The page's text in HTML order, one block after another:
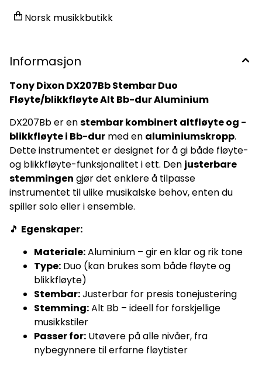
Norsk musikkbutikk
Informasjon
Tony Dixon DX207Bb Stembar Duo
Fløyte/blikkfløyte Alt Bb-dur Aluminium
DX207Bb er enstembar kombinert altfløyte og -
blikkfløyte i Bb-dur med en aluminiumskropp.
Dette instrumentet er designet for å gi både fløyte-
og blikkfløyte-funksjonalitet i ett. Den justerbare
stemmingen gjør det enklere å tilpasse
instrumentet til ulike musikalske behov, enten du
spiller solo eller i ensemble.
🎵 Egenskaper:
Materiale:Aluminium – gir en klar og rik tone
Type: Duo (kan brukes som både fløyte og
blikkfløyte)
Stembar:Justerbar for presis tonejustering
Stemming:Alt Bb – ideell for forskjellige
musikkstiler
Passer for: Utøvere på alle nivåer, fra
nybegynnere til erfarne fløytister